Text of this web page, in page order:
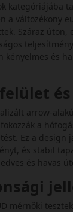
kategóriájába
a változékony
Száraz úton,
kényelmes és
arrow-
a
Ez a design
és stabil
és havas
mérnöki